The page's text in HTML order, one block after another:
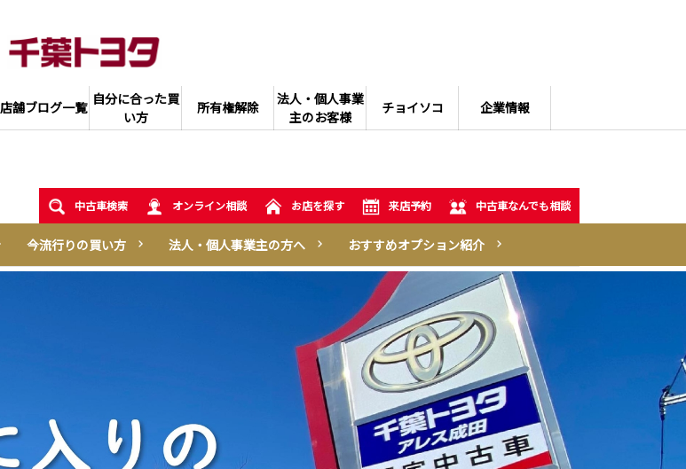
店舗ブログ一覧 自分に合った買
い方
所有権解除
法人・個人事業
主のお客様
チョイソコ 企業情報
中古車検索 オンライン相談 お店を探す 来店予約 中古車なんでも相談
今流行りの買い方 法人・個人事業主の方へ おすすめオプション紹介